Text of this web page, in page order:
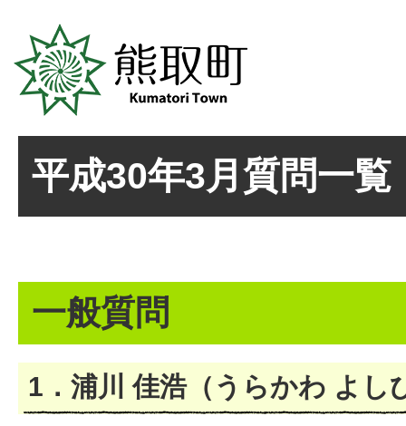
平成30年3月質問一覧
一般質問
1．浦川 佳浩（うらかわ よし